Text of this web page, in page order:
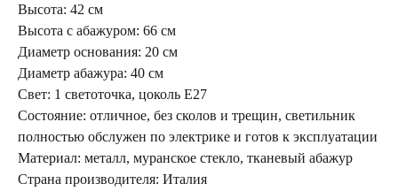
Высота: 42 см
Высота с абажуром: 66 см
Диаметр основания: 20 см
Диаметр абажура: 40 см
Свет: 1 светоточка, цоколь Е27
Состояние: отличное, без сколов и трещин, светильник
полностью обслужен по электрике и готов к эксплуатации
Материал: металл, муранское стекло, тканевый абажур
Страна производителя: Италия